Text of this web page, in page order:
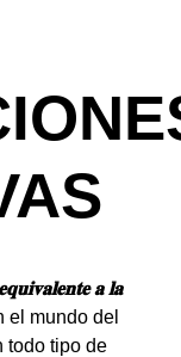
𝐚 𝐥𝐚
el mundo del
todo tipo de